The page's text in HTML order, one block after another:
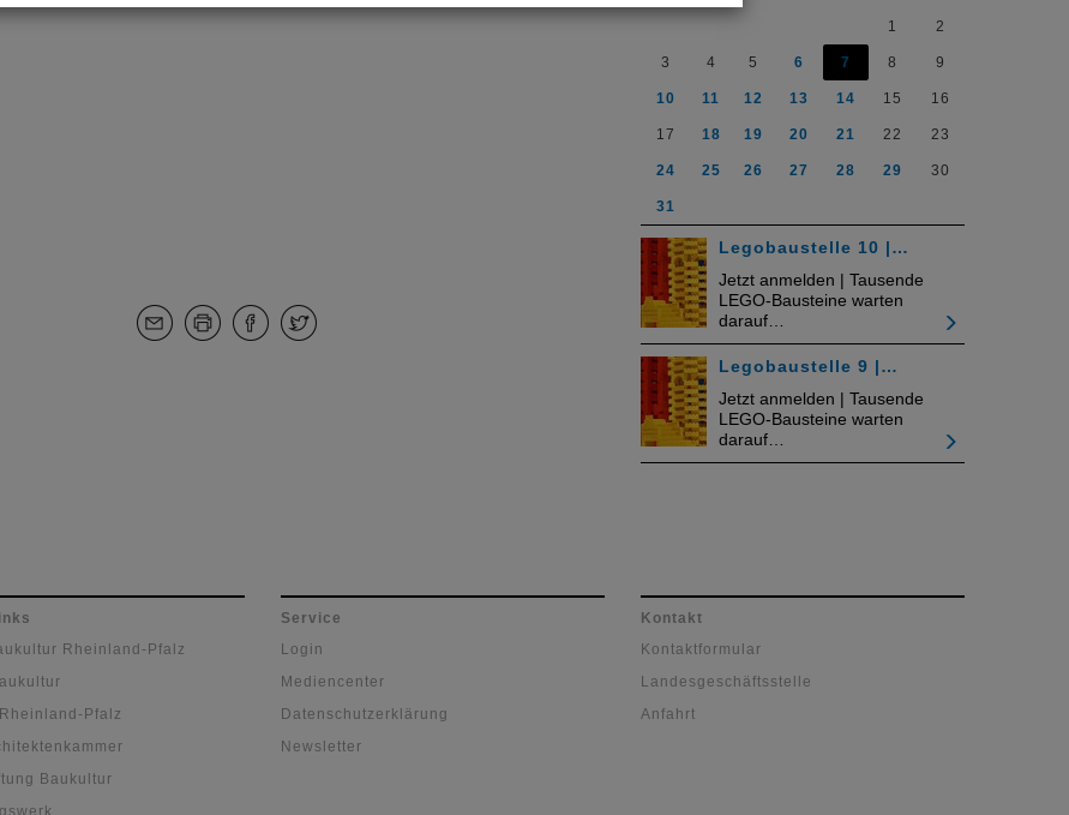
1 2
3 4 5 6 7 8 9
10 11 12 13 14 15 16
17 18 19 20 21 22 23
24 25 26 27 28 29 30
31
Legobaustelle 10 |…
Jetzt anmelden | Tausende
LEGO-Bausteine warten
darauf…
Legobaustelle 9 |…
Jetzt anmelden | Tausende
LEGO-Bausteine warten
darauf…
Rheinland-Pfalz
Pfalz
Baukultur
Service
Login
Mediencenter
Datenschutzerklärung
Newsletter
Kontakt
Kontaktformular
Landesgeschäftsstelle
Anfahrt